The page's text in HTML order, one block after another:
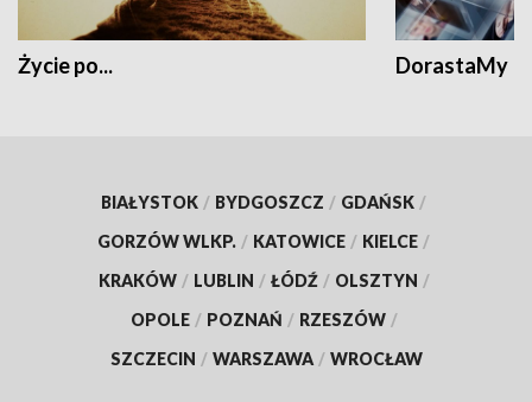
Życie po... DorastaMy
BIAŁYSTOK / BYDGOSZCZ / GDAŃSK /
GORZÓW WLKP. / KATOWICE / KIELCE /
KRAKÓW / LUBLIN / ŁÓDŹ / OLSZTYN /
OPOLE / POZNAŃ / RZESZÓW /
SZCZECIN / WARSZAWA / WROCŁAW